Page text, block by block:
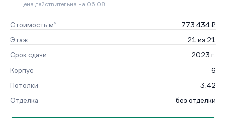
Цена действительна на 06.08
Стоимость м²
773 434 ₽
Этаж
21 из 21
Срок сдачи
2023 г.
Корпус
6
Потолки
3.42
Отделка
без отделки